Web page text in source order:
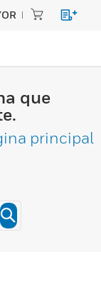
que
principal